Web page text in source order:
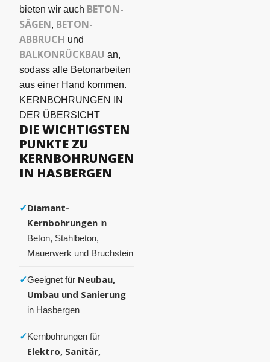
bieten wir auch BETON­
SÄGEN, BETON-
ABBRUCH und
BALKONRÜCKBAU an,
sodass alle Betonarbeiten
aus einer Hand kommen.
KERNBOHRUNGEN IN
DER ÜBERSICHT
DIE WICHTIGSTEN
PUNKTE ZU
KERNBOHRUNGEN
IN HASBERGEN
✓Diamant-
Kernbohrungen in
Beton, Stahlbeton,
Mauerwerk und Bruchstein
✓Geeignet für Neubau,
Umbau und Sanierung
in Hasbergen
✓Kernbohrungen für
Elektro, Sanitär,